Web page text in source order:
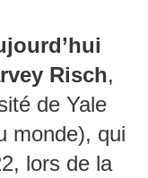
Risch,
de Yale
monde), qui
lors de la